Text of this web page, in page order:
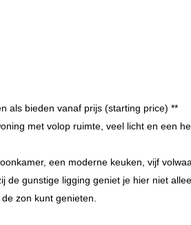
als bieden vanaf prijs (starting price) **
met volop ruimte, veel licht en een
een moderne keuken, vijf
de gunstige ligging geniet je hier niet
zon kunt genieten.